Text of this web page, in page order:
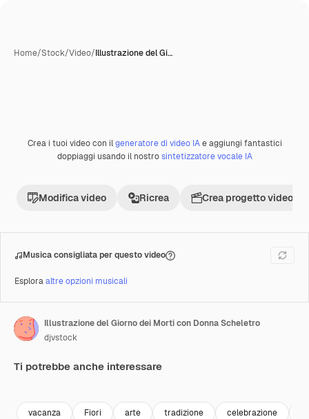
Home/Stock/Video/Illustrazione del Gi…
Premium
Crea i tuoi video con ilgeneratore di video IAe aggiungi fantastici
doppiaggi usando il nostrosintetizzatore vocale IA
Modifica video Ricrea Crea progetto video
Musica consigliata per questo video
Esploraaltre opzioni musicali
Illustrazione del Giorno dei Morti con Donna Scheletro
djvstock
Ti potrebbe anche interessare
vacanza Fiori arte tradizione celebrazione